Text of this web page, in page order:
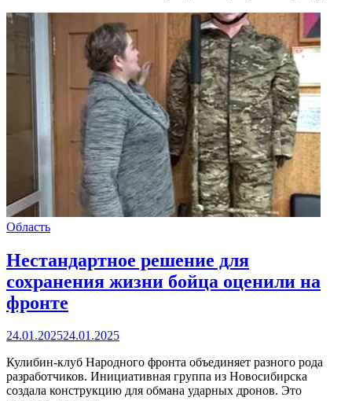
Область
Нестандартное решение для
сохранения жизни бойца оценили на
фронте
24.01.202524.01.2025
Кулибин-клуб Народного фронта объединяет разного рода
разработчиков. Инициативная группа из Новосибирска
создала конструкцию для обмана ударных дронов. Это